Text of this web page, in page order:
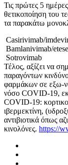
Τις πρώτες 5
θετικοποίηση του
τα παρακάτω
Casirivimab/
Bamlanivimab/
Sotrovimab
Τέλος, αξίζει να
παραγόντων
φαρμάκων σε εξω-
νόσο COVID-19,
COVID-19:
ιβερμεκτίνη,
αντιβιοτικά όπως
κινολόνες. https://